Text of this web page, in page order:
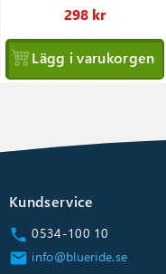
298 kr
Lägg i varukorgen
Kundservice
call 0534-100 10
email info@blueride.se